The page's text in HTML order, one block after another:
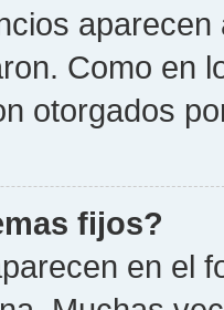
Como en
otorgados
fijos?
en el